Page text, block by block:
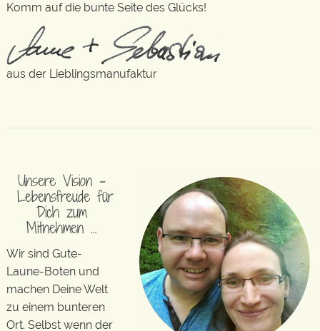
Komm auf die bunte Seite des Glücks!
aus der Lieblingsmanufaktur
Unsere Vision –
Lebensfreude für
Dich zum
Mitnehmen …
Wir sind Gute-
Laune-Boten und
machen Deine Welt
zu einem bunteren
Ort. Selbst wenn der